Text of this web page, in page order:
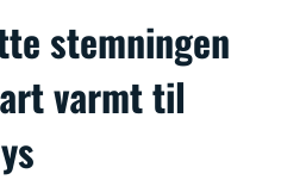
stemningen
varmt til